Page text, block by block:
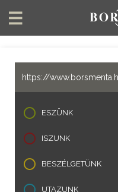
ESZÜNK
ISZUNK
BESZÉLGETÜNK
UTAZUNK